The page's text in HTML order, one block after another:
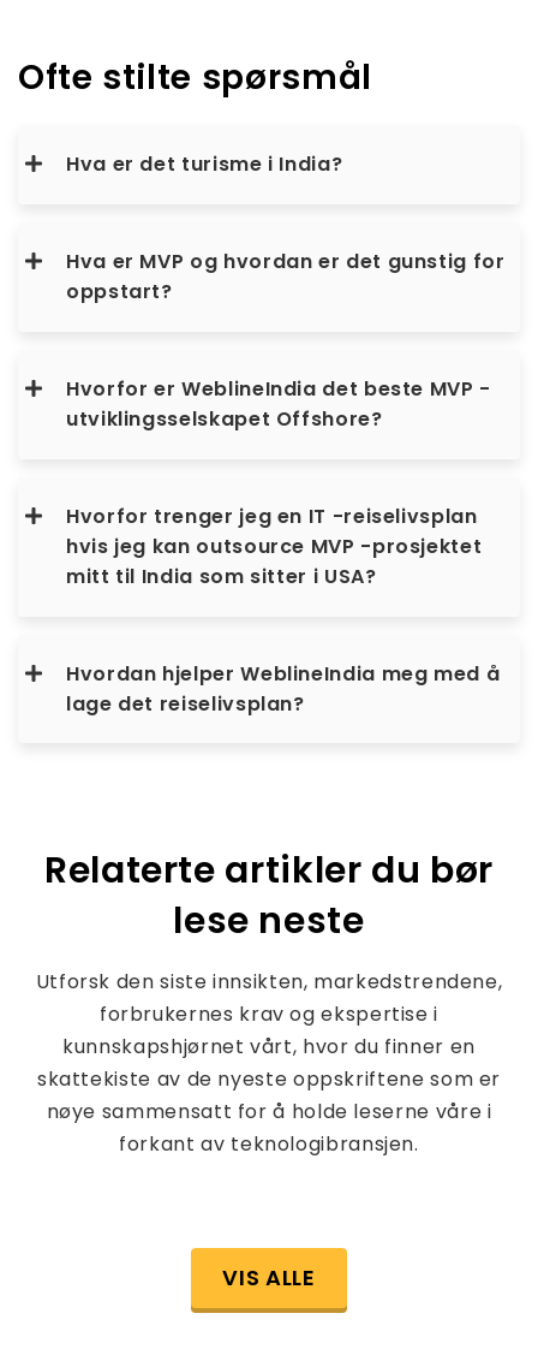
Ofte stilte spørsmål
Hva er det turisme i India?
Hva er MVP og hvordan er det gunstig for
oppstart?
Hvorfor er WeblineIndia det beste MVP -
utviklingsselskapet Offshore?
Hvorfor trenger jeg en IT -reiselivsplan
hvis jeg kan outsource MVP -prosjektet
mitt til India som sitter i USA?
Hvordan hjelper WeblineIndia meg med å
lage det reiselivsplan?
Relaterte artikler du bør
lese neste
Utforsk den siste innsikten, markedstrendene,
forbrukernes krav og ekspertise i
kunnskapshjørnet vårt, hvor du finner en
skattekiste av de nyeste oppskriftene som er
nøye sammensatt for å holde leserne våre i
forkant av teknologibransjen.
VIS ALLE